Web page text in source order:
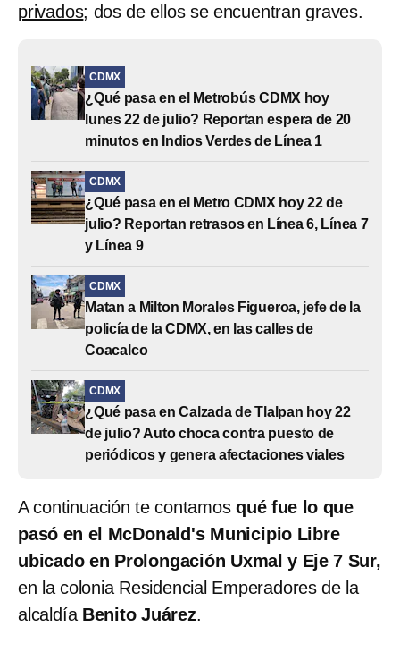
privados; dos de ellos se encuentran graves.
CDMX
¿Qué pasa en el Metrobús CDMX hoy
lunes 22 de julio? Reportan espera de 20
minutos en Indios Verdes de Línea 1
CDMX
¿Qué pasa en el Metro CDMX hoy 22 de
julio? Reportan retrasos en Línea 6, Línea 7
y Línea 9
CDMX
Matan a Milton Morales Figueroa, jefe de la
policía de la CDMX, en las calles de
Coacalco
CDMX
¿Qué pasa en Calzada de Tlalpan hoy 22
de julio? Auto choca contra puesto de
periódicos y genera afectaciones viales
A continuación te contamos qué fue lo que
pasó en el McDonald's Municipio Libre
ubicado en Prolongación Uxmal y Eje 7 Sur,
en la colonia Residencial Emperadores de la
alcaldía Benito Juárez.